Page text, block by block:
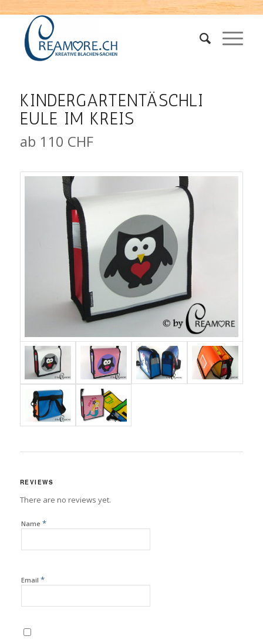
KINDERGARTENTÄSCHLI
EULE IM KREIS
ab 110 CHF
REVIEWS
There are no reviews yet.
Name *
Email *